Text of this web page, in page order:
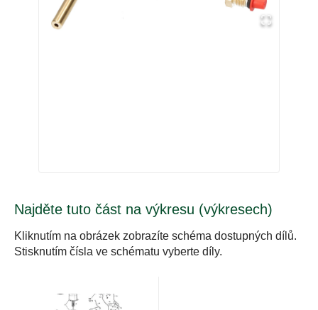
Najděte tuto část na výkresu (výkresech)
Kliknutím na obrázek zobrazíte schéma dostupných dílů.
Stisknutím čísla ve schématu vyberte díly.